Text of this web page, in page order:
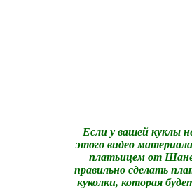
Если у вашей куклы
этого видео
платьицем от
правильно сделать
куколки, которая